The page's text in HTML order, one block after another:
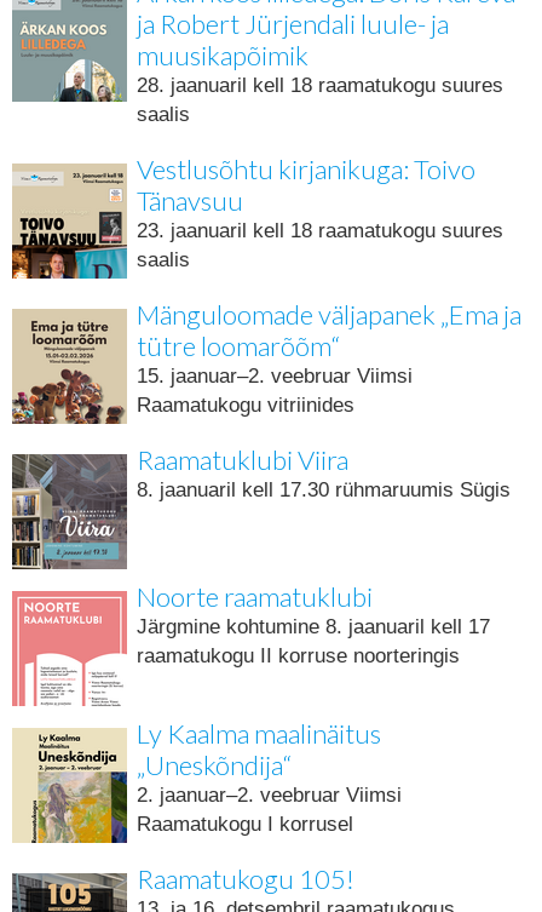
ja Robert Jürjendali luule- ja
muusikapõimik
28. jaanuaril kell 18 raamatukogu suures
saalis
Vestlusõhtu kirjanikuga: Toivo
Tänavsuu
23. jaanuaril kell 18 raamatukogu suures
saalis
Mänguloomade väljapanek „Ema ja
tütre loomarõõm“
15. jaanuar–2. veebruar Viimsi
Raamatukogu vitriinides
Raamatuklubi Viira
8. jaanuaril kell 17.30 rühmaruumis Sügis
Noorte raamatuklubi
Järgmine kohtumine 8. jaanuaril kell 17
raamatukogu II korruse noorteringis
Ly Kaalma maalinäitus
„Uneskõndija“
2. jaanuar–2. veebruar Viimsi
Raamatukogu I korrusel
Raamatukogu 105!